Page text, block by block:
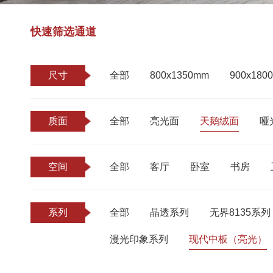
快速筛选通道
尺寸 全部 800x1350mm
质面 全部 亮光面 天鹅绒面 哑
空间 全部 客厅 卧室 书房
系列 全部 晶透系列 无界8135系列
漫光印象系列 现代中板（亮光）